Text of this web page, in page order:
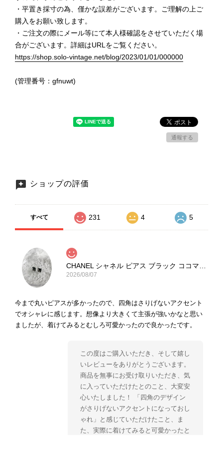
・平置き採寸の為、僅かな誤差がございます。ご理解の上ご
購入をお願い致します。
・ご注文の際にメール等にて本人様確認をさせていただく場
合がございます。詳細はURLをご覧ください。
https://shop.solo-vintage.net/blog/2023/01/01/000000
(管理番号：gfnuwt)
通報する
ショップの評価
すべて 231 4 5
2026/08/07
今まで丸いピアスが多かったので、四角はさりげないアクセント
でオシャレに感じます。想像より大きくて主張が強いかなと思い
ましたが、着けてみるとむしろ可愛かったので良かったです。
この度はご購入いただき、そして嬉し
いレビューをありがとうございます。
商品を無事にお受け取りいただき、気
に入っていただけたとのこと、大変安
心いたしました！ 「四角のデザイン
がさりげないアクセントになっておし
ゃれ」と感じていただけたこと、ま
た、実際に着けてみると可愛かったと